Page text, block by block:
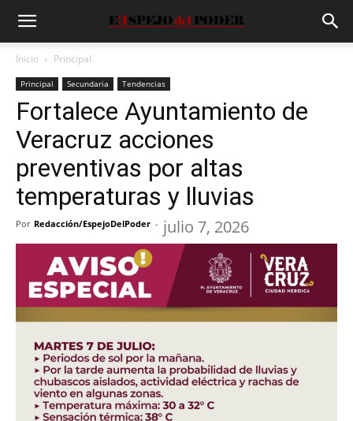
Inicio Principal
Principal Secundaria Tendencias
Fortalece Ayuntamiento de
Veracruz acciones
preventivas por altas
temperaturas y lluvias
Por Redacción/EspejoDelPoder - julio 7, 2026